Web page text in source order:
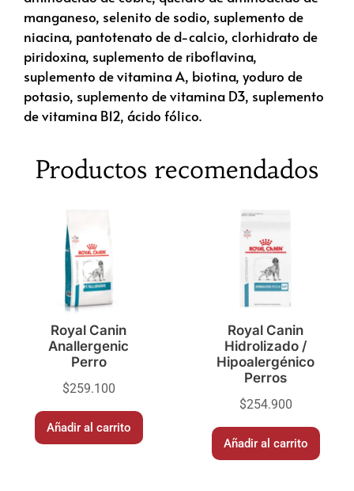
manganeso, selenito de sodio, suplemento de
niacina, pantotenato de d-calcio, clorhidrato de
piridoxina, suplemento de riboflavina,
suplemento de vitamina A, biotina, yoduro de
potasio, suplemento de vitamina D3, suplemento
de vitamina B12, ácido fólico.
Productos recomendados
Royal Canin
Anallergenic
Perro
$259.100
Añadir al carrito
Royal Canin
Hidrolizado /
Hipoalergénico
Perros
$254.900
Añadir al carrito